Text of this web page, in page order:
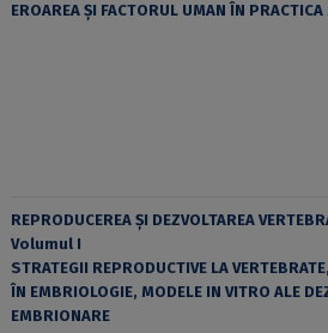
EROAREA ȘI FACTORUL UMAN ÎN PRACTICA
REPRODUCEREA ȘI DEZVOLTAREA
Volumul I
STRATEGII REPRODUCTIVE LA
ÎN EMBRIOLOGIE, MODELE IN VITRO ALE
EMBRIONARE